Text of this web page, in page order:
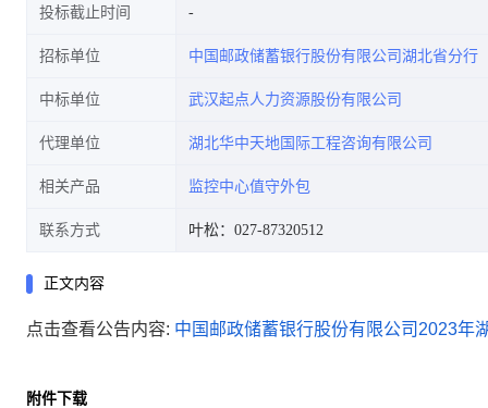
投标截止时间
招标单位 中国邮政储蓄银行股份有限公司湖北省分行
中标单位 武汉起点人力资源股份有限公司
代理单位 湖北华中天地国际工程咨询有限公司
相关产品 监控中心值守外包
联系方式 叶松：027-87320512
正文内容
点击查看公告内容: 中国邮政储蓄银行股份有限公司2023年
附件下载